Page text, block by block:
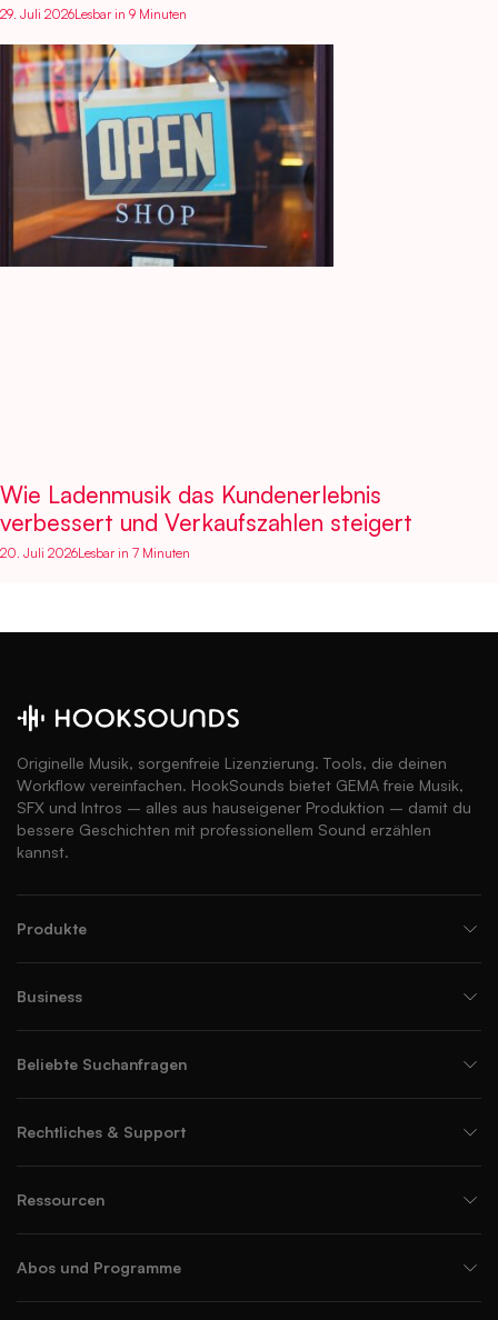
29. Juli 2026Lesbar in 9 Minuten
Wie Ladenmusik das Kundenerlebnis
verbessert und Verkaufszahlen steigert
20. Juli 2026Lesbar in 7 Minuten
Originelle Musik, sorgenfreie Lizenzierung. Tools, die deinen
Workflow vereinfachen. HookSounds bietet GEMA freie Musik,
SFX und Intros – alles aus hauseigener Produktion – damit du
bessere Geschichten mit professionellem Sound erzählen
kannst.
Produkte
Business
Beliebte Suchanfragen
Rechtliches & Support
Ressourcen
Abos und Programme